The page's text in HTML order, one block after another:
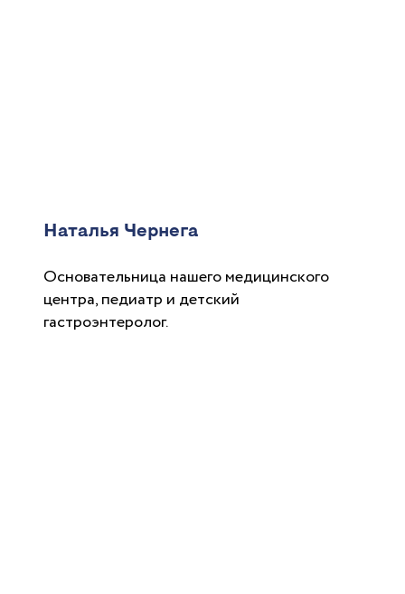
Наталья Чернега
Основательница нашего медицинского
центра, педиатр и детский
гастроэнтеролог.